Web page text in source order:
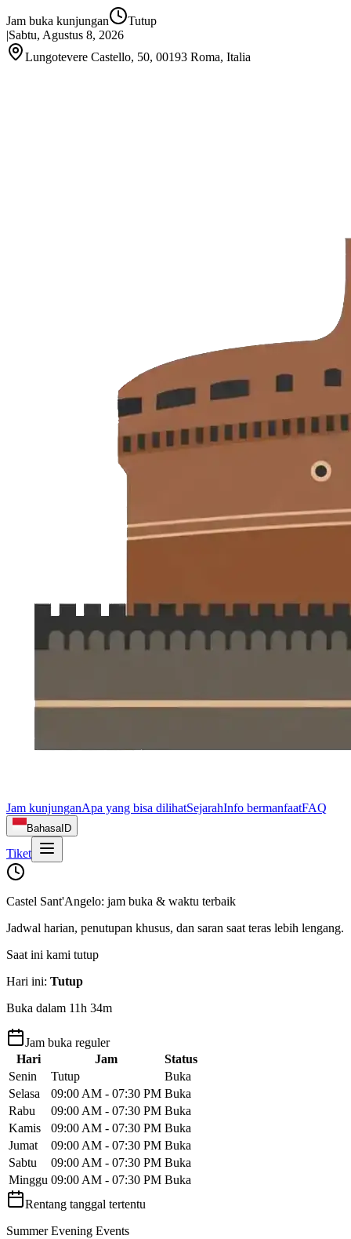
Jam buka kunjungan
Tutup
|Sabtu, Agustus 8, 2026
Lungotevere Castello, 50, 00193 Roma, Italia
Jam kunjunganApa yang bisa dilihatSejarahInfo bermanfaatFAQ
BahasaID
Tiket
Castel Sant'Angelo: jam buka & waktu terbaik
Jadwal harian, penutupan khusus, dan saran saat teras lebih lengang.
Saat ini kami tutup
Hari ini: Tutup
Buka dalam 11h 34m
Jam buka reguler
Hari
Jam
Status
Senin
Tutup
Buka
Selasa
09:00 AM - 07:30 PM Buka
Rabu
09:00 AM - 07:30 PM Buka
Kamis
09:00 AM - 07:30 PM Buka
Jumat
09:00 AM - 07:30 PM Buka
Sabtu
09:00 AM - 07:30 PM Buka
Minggu 09:00 AM - 07:30 PM Buka
Rentang tanggal tertentu
Summer Evening Events